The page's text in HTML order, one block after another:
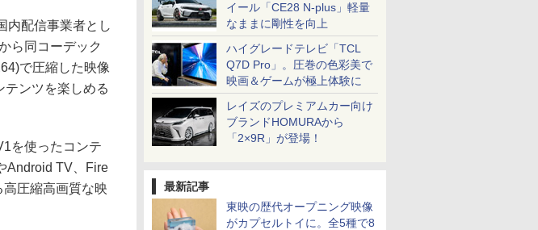
イール「CE28 N-plus」軽量
なままに剛性を向上
ハイグレードテレビ「TCL
Q7D Pro」。圧巻の色彩美で
映画＆ゲームが極上体験に
レイズのプレミアムカー向け
ブランドHOMURAから
「2×9R」が登場！
最新記事
東映の歴代オープニング映像
がカプセルトイに。全5種で8
内配信事業者とし
ら同コーデック
で圧縮した映像
テンツを楽しめる
を使ったコンテ
Android TV、Fire
圧縮高画質な映